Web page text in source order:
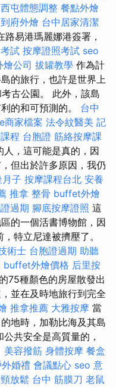
西屯體態調整 餐點外燴
到府外燴 台中居家清潔
易港瑪麗娜港簽署，
試 按摩證照考試 seo
燴公司 拔罐教學 作為計
的旅行，也許是世界上
古公園。 此外，該島
的和可預測的。 台中
商家檔案 法令紋醫美 記
程 台胞證 筋絡按摩課
，這可能是真的，因
但出於許多原因，我仍
月子 按摩課程台北 安養
推拿 整骨 buffet外燴
過期 腳底按摩證照 這
的一個活書博物館，因
特立尼達被擠壓了。
術士 台胞證過期 助聽
buffet外燴價格 后里按
75種顏色的房屋散發出
並在及時地旅行到完全
推拿推薦 大雅按摩 當
地時，加勒比海及其島
共安全是高質量的，
美容撥筋 身體按摩 餐盒
外婚禮 會議點心 seo 意
放鬆 台中 筋膜刀 老鼠